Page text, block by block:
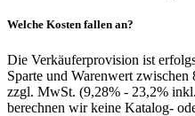
Welche Kosten fallen an?
Die Verkäuferprovision ist
Sparte und Warenwert
zzgl. MwSt. (9,28% - 23,2%
berechnen wir keine Katalog-